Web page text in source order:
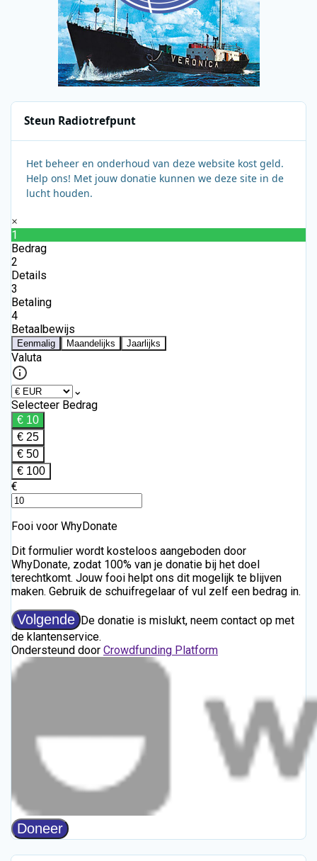
Steun Radiotrefpunt
Het beheer en onderhoud van deze website kost geld.
Help ons! Met jouw donatie kunnen we deze site in de
lucht houden.